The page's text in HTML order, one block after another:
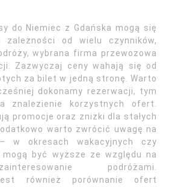
do Niemiec z Gdańska mogą się
od wielu czynników,
wybrana firma przewozowa
Zazwyczaj ceny wahają się od
za bilet w jedną stronę. Warto
dokonamy rezerwacji, tym
znalezienie korzystnych ofert.
promocje oraz zniżki dla stałych
warto zwrócić uwagę na
w okresach wakacyjnych czy
być wyższe ze względu na
podróżami.
jest również porównanie ofert